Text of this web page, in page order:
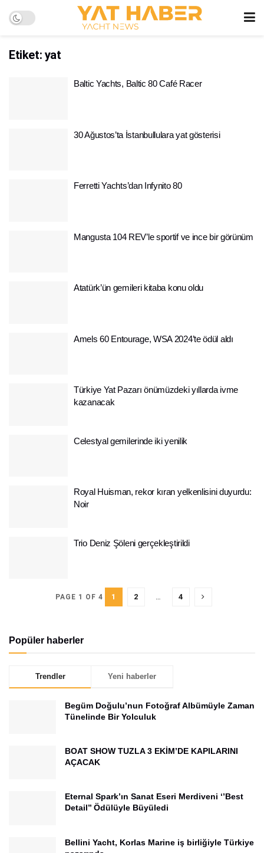
Etiket: yat
Baltic Yachts, Baltic 80 Café Racer
30 Ağustos’ta İstanbullulara yat gösterisi
Ferretti Yachts’dan Infynito 80
Mangusta 104 REV’le sportif ve ince bir görünüm
Atatürk’ün gemileri kitaba konu oldu
Amels 60 Entourage, WSA 2024’te ödül aldı
Türkiye Yat Pazarı önümüzdeki yıllarda ivme
kazanacak
Celestyal gemilerinde iki yenilik
Royal Huisman, rekor kıran yelkenlisini duyurdu:
Noir
Trio Deniz Şöleni gerçekleştirildi
PAGE 1 OF 4 1 2 … 4
Popüler haberler
Trendler Yeni haberler
Begüm Doğulu’nun Fotoğraf Albümüyle Zaman
Tünelinde Bir Yolculuk
BOAT SHOW TUZLA 3 EKİM’DE KAPILARINI
AÇACAK
Eternal Spark’ın Sanat Eseri Merdiveni ‘’Best
Detail’’ Ödülüyle Büyüledi
Bellini Yacht, Korlas Marine iş birliğiyle Türkiye